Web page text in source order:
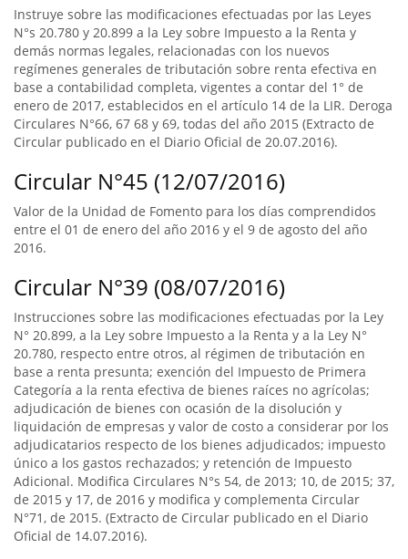
Instruye sobre las modificaciones efectuadas por las Leyes
N°s 20.780 y 20.899 a la Ley sobre Impuesto a la Renta y
demás normas legales, relacionadas con los nuevos
regímenes generales de tributación sobre renta efectiva en
base a contabilidad completa, vigentes a contar del 1° de
enero de 2017, establecidos en el artículo 14 de la LIR. Deroga
Circulares N°66, 67 68 y 69, todas del año 2015 (Extracto de
Circular publicado en el Diario Oficial de 20.07.2016).
Circular N°45 (12/07/2016)
Valor de la Unidad de Fomento para los días comprendidos
entre el 01 de enero del año 2016 y el 9 de agosto del año
2016.
Circular N°39 (08/07/2016)
Instrucciones sobre las modificaciones efectuadas por la Ley
N° 20.899, a la Ley sobre Impuesto a la Renta y a la Ley N°
20.780, respecto entre otros, al régimen de tributación en
base a renta presunta; exención del Impuesto de Primera
Categoría a la renta efectiva de bienes raíces no agrícolas;
adjudicación de bienes con ocasión de la disolución y
liquidación de empresas y valor de costo a considerar por los
adjudicatarios respecto de los bienes adjudicados; impuesto
único a los gastos rechazados; y retención de Impuesto
Adicional. Modifica Circulares N°s 54, de 2013; 10, de 2015; 37,
de 2015 y 17, de 2016 y modifica y complementa Circular
N°71, de 2015. (Extracto de Circular publicado en el Diario
Oficial de 14.07.2016).